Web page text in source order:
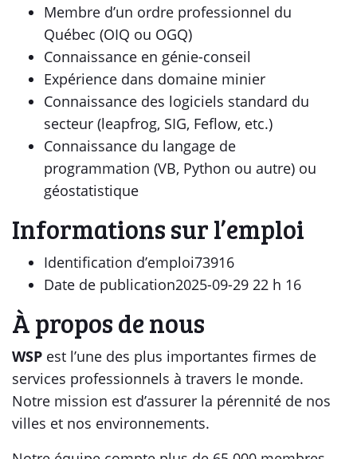
Membre d’un ordre professionnel du
Québec (OIQ ou OGQ)
Connaissance en génie-conseil
Expérience dans domaine minier
Connaissance des logiciels standard du
secteur (leapfrog, SIG, Feflow, etc.)
Connaissance du langage de
programmation (VB, Python ou autre) ou
géostatistique
Informations sur l’emploi
Identification d’emploi73916
Date de publication2025-09-29 22 h 16
À propos de nous
WSP est l’une des plus importantes firmes de
services professionnels à travers le monde.
Notre mission est d’assurer la pérennité de nos
villes et nos environnements.